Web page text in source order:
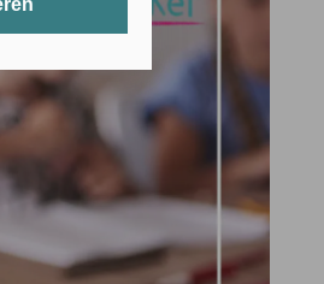
Cookies
gespeicherte
Zwecken